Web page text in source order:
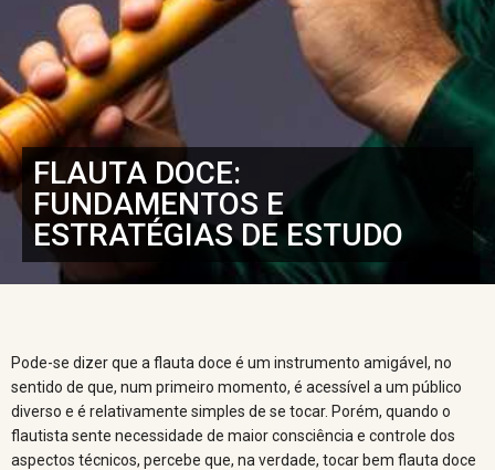
FLAUTA DOCE:
FUNDAMENTOS E
ESTRATÉGIAS DE ESTUDO
Pode-se dizer que a flauta doce é um instrumento amigável, no
sentido de que, num primeiro momento, é acessível a um público
diverso e é relativamente simples de se tocar. Porém, quando o
flautista sente necessidade de maior consciência e controle dos
aspectos técnicos, percebe que, na verdade, tocar bem flauta doce